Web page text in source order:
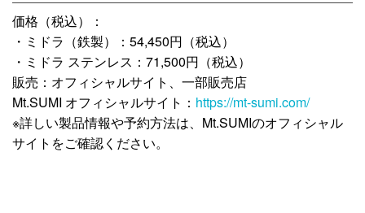
価格（税込）：
・ミドラ（鉄製）：54,450円（税込）
・ミドラ ステンレス：71,500円（税込）
販売：オフィシャルサイト、一部販売店
Mt.SUMI オフィシャルサイト： https://mt-sumi.com/
※詳しい製品情報や予約方法は、Mt.SUMIのオフィシャル
サイトをご確認ください。